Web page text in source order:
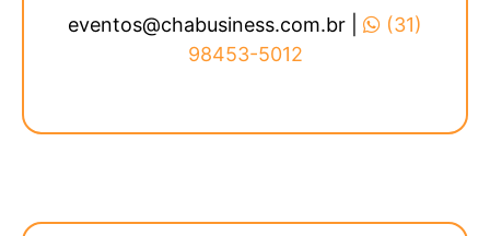
eventos@chabusiness.com.br |
(31)
98453-5012